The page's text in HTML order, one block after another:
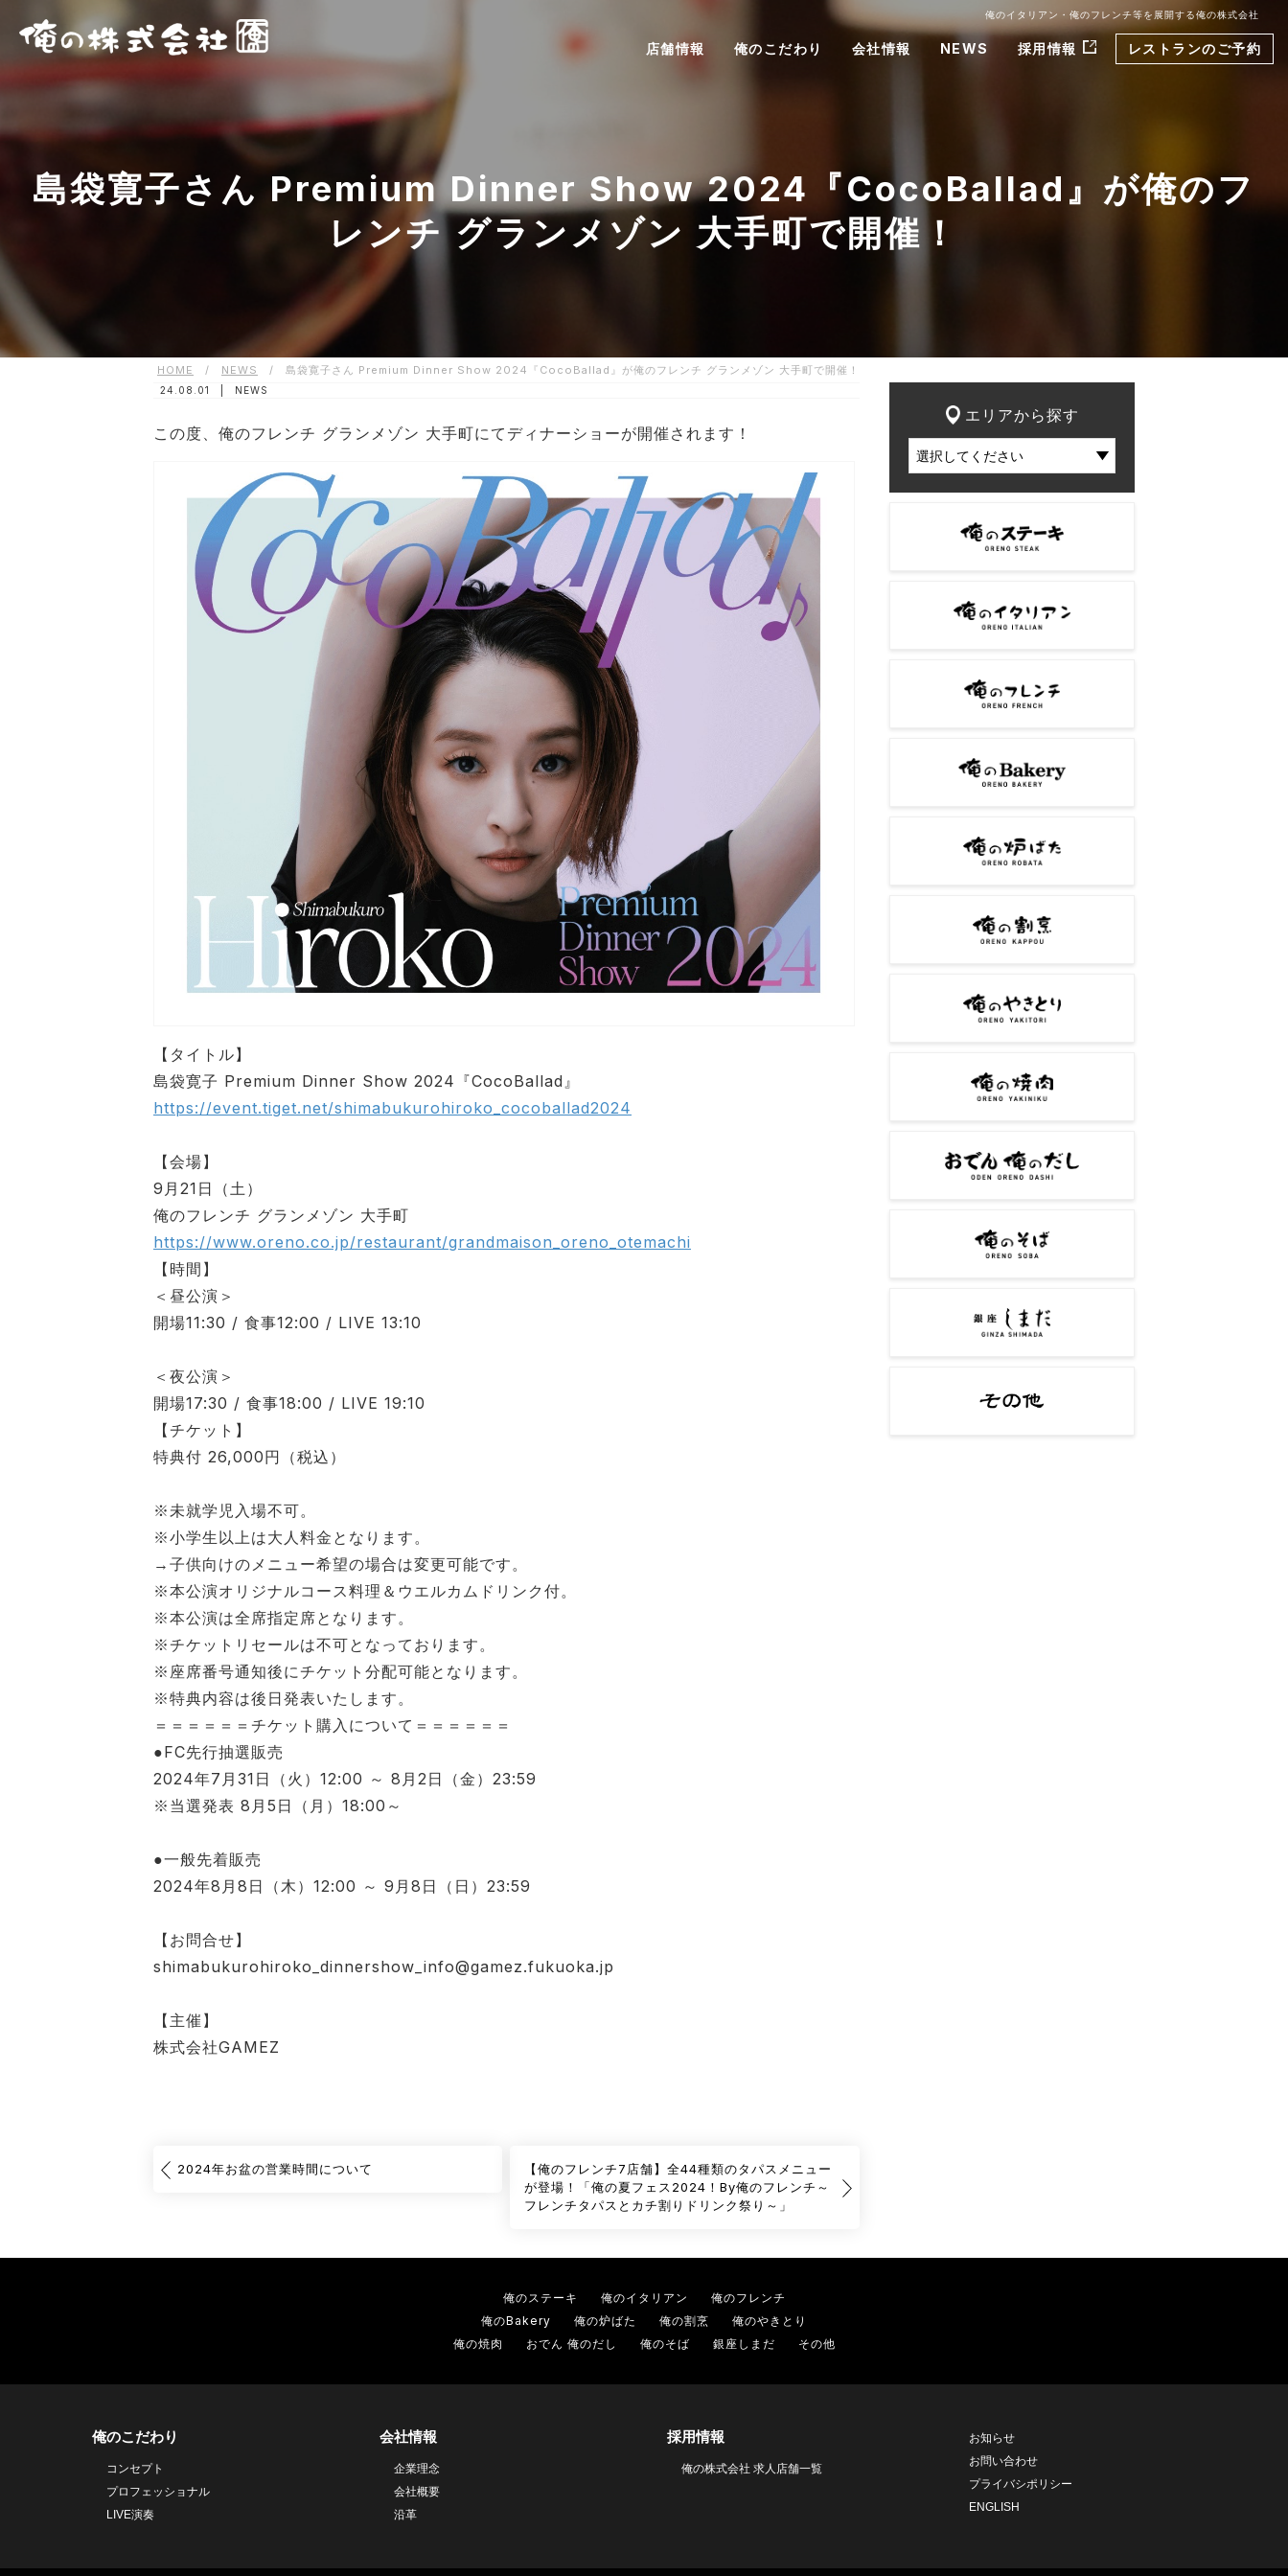
俺のイタリアン・俺のフレンチ等を展開する俺の株式会社
店舗情報 俺のこだわり 会社情報 NEWS 採用情報 レストランのご予約
島袋寛子さん Premium Dinner Show 2024『CocoBallad』が俺のフ
レンチ グランメゾン 大手町で開催！
HOME / NEWS / 島袋寛子さん Premium Dinner Show 2024『CocoBallad』が俺のフレンチ グランメゾン 大手町で開催！
24.08.01 | NEWS
この度、俺のフレンチ グランメゾン 大手町にてディナーショーが開催されます！
【タイトル】
島袋寛子 Premium Dinner Show 2024『CocoBallad』
https://event.tiget.net/shimabukurohiroko_cocoballad2024
【会場】
9月21日（土）
俺のフレンチ グランメゾン 大手町
https://www.oreno.co.jp/restaurant/grandmaison_oreno_otemachi
【時間】
＜昼公演＞
開場11:30 / 食事12:00 / LIVE 13:10
＜夜公演＞
開場17:30 / 食事18:00 / LIVE 19:10
【チケット】
特典付 26,000円（税込）
※未就学児入場不可。
※小学生以上は大人料金となります。
→子供向けのメニュー希望の場合は変更可能です。
※本公演オリジナルコース料理＆ウエルカムドリンク付。
※本公演は全席指定席となります。
※チケットリセールは不可となっております。
※座席番号通知後にチケット分配可能となります。
※特典内容は後日発表いたします。
＝＝＝＝＝＝チケット購入について＝＝＝＝＝＝
●FC先行抽選販売
2024年7月31日（火）12:00 ～ 8月2日（金）23:59
※当選発表 8月5日（月）18:00～
●一般先着販売
2024年8月8日（木）12:00 ～ 9月8日（日）23:59
【お問合せ】
shimabukurohiroko_dinnershow_info@gamez.fukuoka.jp
【主催】
株式会社GAMEZ
2024年お盆の営業時間について
【俺のフレンチ7店舗】全44種類のタパスメニュー
が登場！「俺の夏フェス2024！By俺のフレンチ～
フレンチタパスとカチ割りドリンク祭り～」
エリアから探す
俺のステーキ 俺のイタリアン
俺のフレンチ
俺のBakery
俺の炉ばた 俺の割烹
俺のやきとり
俺の焼肉
おでん 俺のだし 俺のそば 銀座しまだ その他
俺のこだわり
コンセプト
プロフェッショナル
LIVE演奏
会社情報
企業理念
会社概要
沿革
採用情報
俺の株式会社 求人店舗一覧
お知らせ
お問い合わせ
プライバシポリシー
ENGLISH